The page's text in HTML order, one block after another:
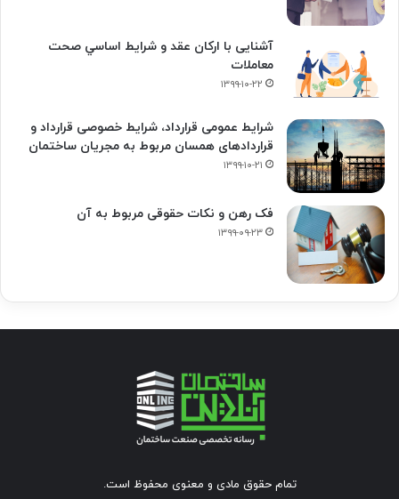
آشنایی با ارکان عقد و شرايط اساسي صحت
معاملات
۱۳۹۹-۱۰-۲۲
شرایط عمومی قرارداد، شرایط خصوصی قرارداد و
قراردادهای همسان مربوط به مجریان ساختمان
۱۳۹۹-۱۰-۲۱
فک‌ رهن و نکات حقوقی مربوط به آن
۱۳۹۹-۰۹-۲۳
تمام حقوق مادی و معنوی محفوظ است.